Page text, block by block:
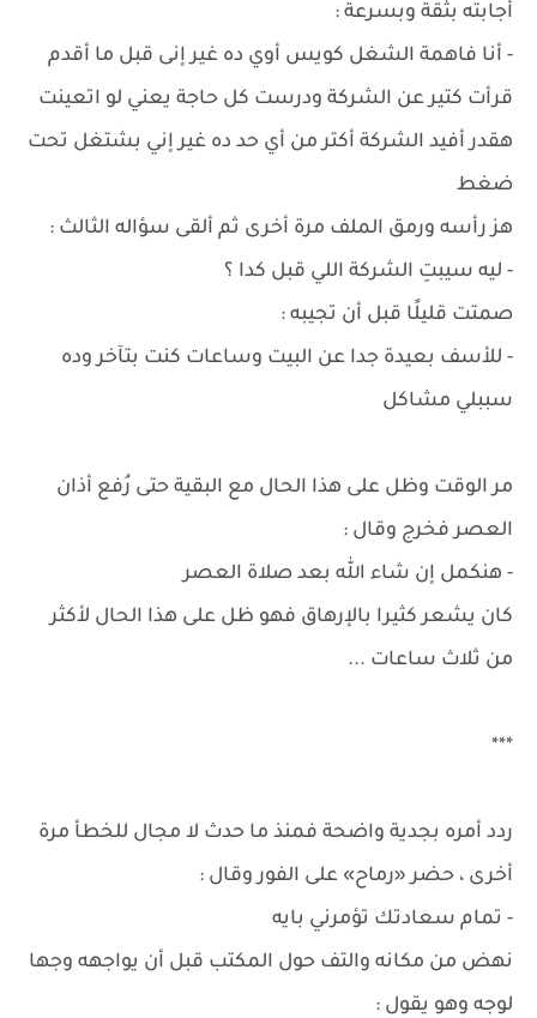
أجابته بثقة وبسرعة :
- أنا فاهمة الشغل كويس أوي ده غير إنى قبل ما أقدم
قرأت كتير عن الشركة ودرست كل حاجة يعني لو اتعينت
هقدر أفيد الشركة أكتر من أي حد ده غير إني بشتغل تحت
ضغط
هز رأسه ورمق الملف مرة أخرى ثم ألقى سؤاله الثالث :
- ليه سيبتِ الشركة اللي قبل كدا ؟
صمتت قليلًا قبل أن تجيبه :
- للأسف بعيدة جدا عن البيت وساعات كنت بتآخر وده
سببلي مشاكل
مر الوقت وظل على هذا الحال مع البقية حتى رُفع أذان
العصر فخرج وقال :
- هنكمل إن شاء الله بعد صلاة العصر
كان يشعر كثيرا بالإرهاق فهو ظل على هذا الحال لأكثر
من ثلاث ساعات ...
***
ردد أمره بجدية واضحة فمنذ ما حدث لا مجال للخطأ مرة
أخرى ، حضر «رماح» على الفور وقال :
- تمام سعادتك تؤمرني بايه
نهض من مكانه والتف حول المكتب قبل أن يواجهه وجها
لوجه وهو يقول :